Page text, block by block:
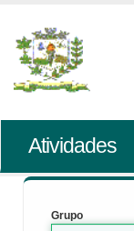
Atividades
Grupo